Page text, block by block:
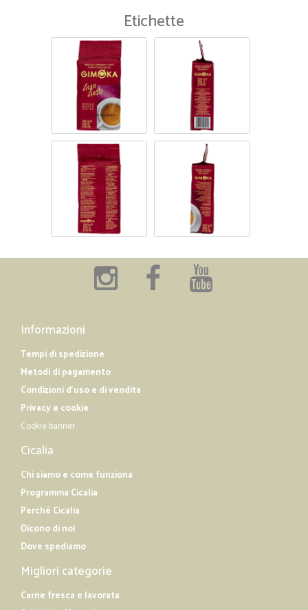
Etichette
Informazioni
Tempi di spedizione
Metodi di pagamento
Condizioni d'uso e di vendita
Privacy e cookie
Cookie banner
Cicalia
Chi siamo e come funziona
Programma Cicalia
Perché Cicalia
Dicono di noi
Dove spediamo
Migliori categorie
Carne fresca e lavorata